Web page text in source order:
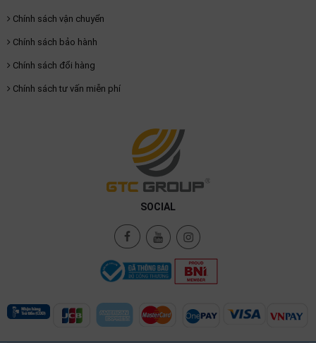
Chính sách vận chuyển
Chính sách bảo hành
Chính sách đổi hàng
Chính sách tư vấn miễn phí
SOCIAL